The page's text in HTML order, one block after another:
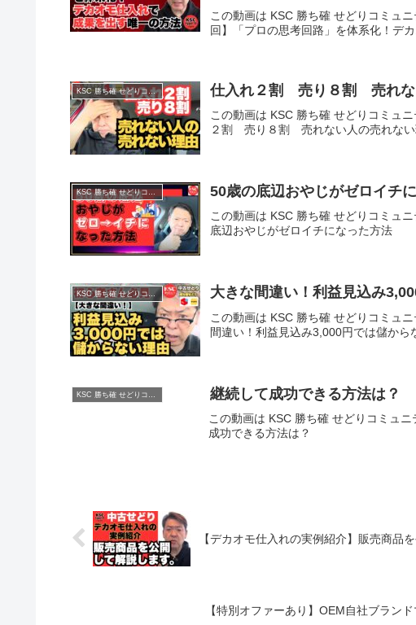
この動画は KSC 勝ち確 せどりコミュ
回】「プロの思考回路」を体系化！デ
KSC 勝ち確 せどりコミュニティ 仕入れ２割 売り８割 売れな
この動画は KSC 勝ち確 せどりコミュ
２割 売り８割 売れない人の売れない
KSC 勝ち確 せどりコミュニティ 50歳の底辺おやじがゼロイチ
この動画は KSC 勝ち確 せどりコミュ
底辺おやじがゼロイチになった方法
KSC 勝ち確 せどりコミュニティ 大きな間違い！利益見込み
この動画は KSC 勝ち確 せどりコミュ
間違い！利益見込み3,000円では儲から
継続して成功できる方法は？
この動画は KSC 勝ち確 せどりコミュ
成功できる方法は？
【デカオモ仕入れの実例紹介】販売商品
【特別オファーあり】OEM自社ブラン